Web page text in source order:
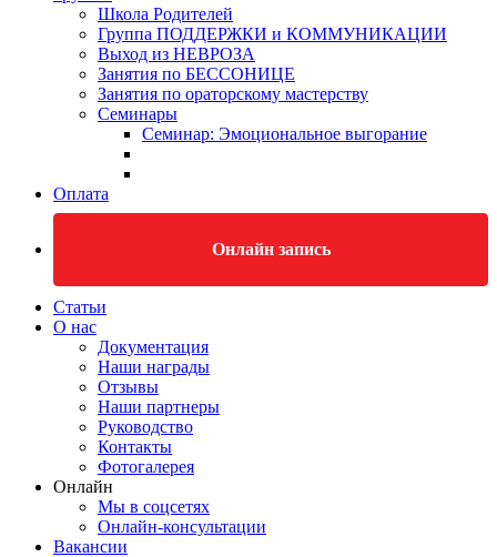
Школа Родителей
Группа ПОДДЕРЖКИ и КОММУНИКАЦИИ
Выход из НЕВРОЗА
Занятия по БЕССОНИЦЕ
Занятия по ораторскому мастерству
Семинары
Семинар: Эмоциональное выгорание
Оплата
Онлайн запись
Статьи
О нас
Документация
Наши награды
Отзывы
Наши партнеры
Руководство
Контакты
Фотогалерея
Онлайн
Мы в соцсетях
Онлайн-консультации
Вакансии